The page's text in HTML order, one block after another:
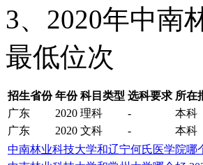
3、2020年中南
最低位次
招生省份 年份 科目类型 选科要求 所在
广东
2020 理科 - 本科
广东
2020 文科 - 本科
中南林业科技大学和辽宁何氏医学院哪